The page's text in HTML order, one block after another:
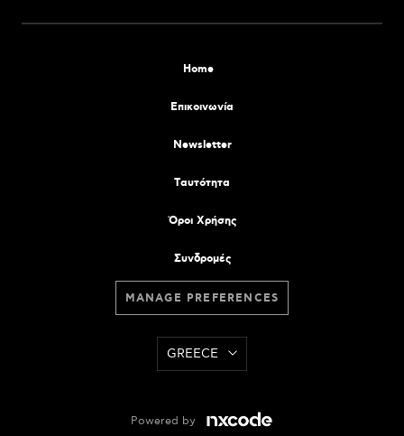
Home
Επικοινωνία
Newsletter
Tαυτότητα
Όροι Χρήσης
Συνδρομές
MANAGE PREFERENCES
GREECE
Powered by